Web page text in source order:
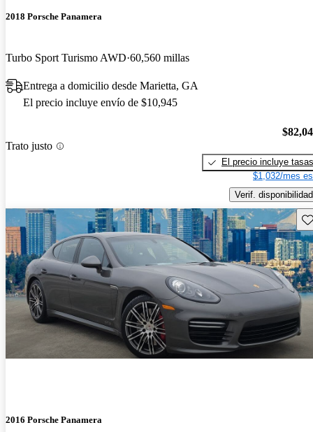
2018 Porsche Panamera
Turbo Sport Turismo AWD 60,560 millas
Entrega a domicilio desde Marietta, GA
El precio incluye envío de $10,945
Trato justo
El precio incluye tasas
$1,032/mes
Verif. disponibilidad
2016 Porsche Panamera